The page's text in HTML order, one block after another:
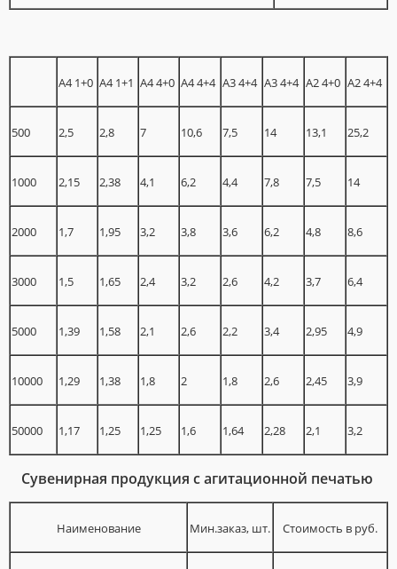
A4 1+0 A4 1+1 A4 4+0 A4 4+4 A3 4+4 A3 4+4 A2 4+0 A2 4+4
500 2,5 2,8 7 10,6 7,5 14 13,1 25,2
1000 2,15 2,38 4,1 6,2 4,4 7,8 7,5 14
2000 1,7 1,95 3,2 3,8 3,6 6,2 4,8 8,6
3000 1,5 1,65 2,4 3,2 2,6 4,2 3,7 6,4
5000 1,39 1,58 2,1 2,6 2,2 3,4 2,95 4,9
10000 1,29 1,38 1,8 2 1,8 2,6 2,45 3,9
50000 1,17 1,25 1,25 1,6 1,64 2,28 2,1 3,2
Сувенирная продукция с агитационной печатью
Наименование Мин.заказ, шт. Стоимость в руб.